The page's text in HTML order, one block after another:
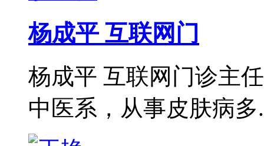
杨成平 互联网门
杨成平 互联网门诊主
中医系，从事皮肤病多